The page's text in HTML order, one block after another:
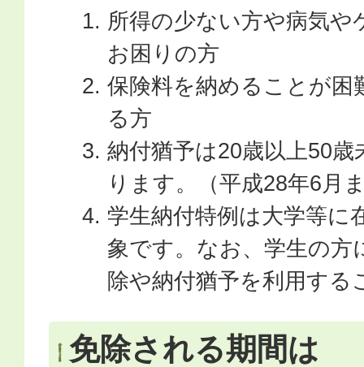
所得の少ない方や病気や
お困りの方
保険料を納めることが困
る方
納付猶予は20歳以上50
ります。（平成28年6月
学生納付特例は大学等に
象です。なお、学生の方
除や納付猶予を利用する
免除される期間は